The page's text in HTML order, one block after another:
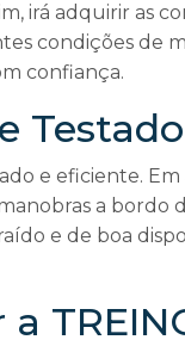
irá adquirir as
condições de
confiança.
Testado
e eficiente. Em
a bordo
e de boa